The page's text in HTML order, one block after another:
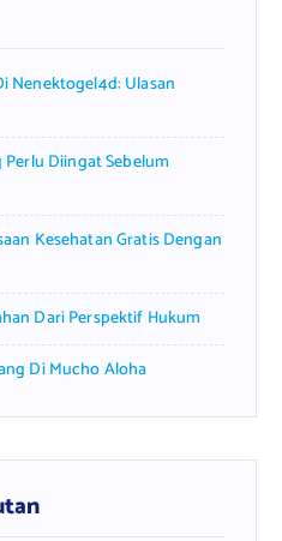
Nenektogel4d: Ulasan
Diingat Sebelum
Kesehatan Gratis Dengan
Dari Perspektif Hukum
Di Mucho Aloha